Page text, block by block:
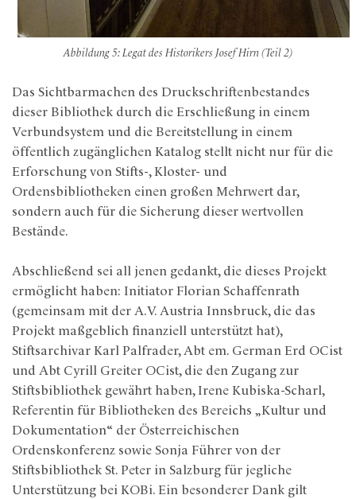
Abbildung 5: Legat des Historikers Josef Hirn (Teil 2)
Das Sichtbarmachen des Druckschriftenbestandes
dieser Bibliothek durch die Erschließung in einem
Verbundsystem und die Bereitstellung in einem
öffentlich zugänglichen Katalog stellt nicht nur für die
Erforschung von Stifts-, Kloster- und
Ordensbibliotheken einen großen Mehrwert dar,
sondern auch für die Sicherung dieser wertvollen
Bestände.
Abschließend sei all jenen gedankt, die dieses Projekt
ermöglicht haben: Initiator Florian Schaffenrath
(gemeinsam mit der A.V. Austria Innsbruck, die das
Projekt maßgeblich finanziell unterstützt hat),
Stiftsarchivar Karl Palfrader, Abt em. German Erd OCist
und Abt Cyrill Greiter OCist, die den Zugang zur
Stiftsbibliothek gewährt haben, Irene Kubiska-Scharl,
Referentin für Bibliotheken des Bereichs „Kultur und
Dokumentation“ der Österreichischen
Ordenskonferenz sowie Sonja Führer von der
Stiftsbibliothek St. Peter in Salzburg für jegliche
Unterstützung bei KOBi. Ein besonderer Dank gilt